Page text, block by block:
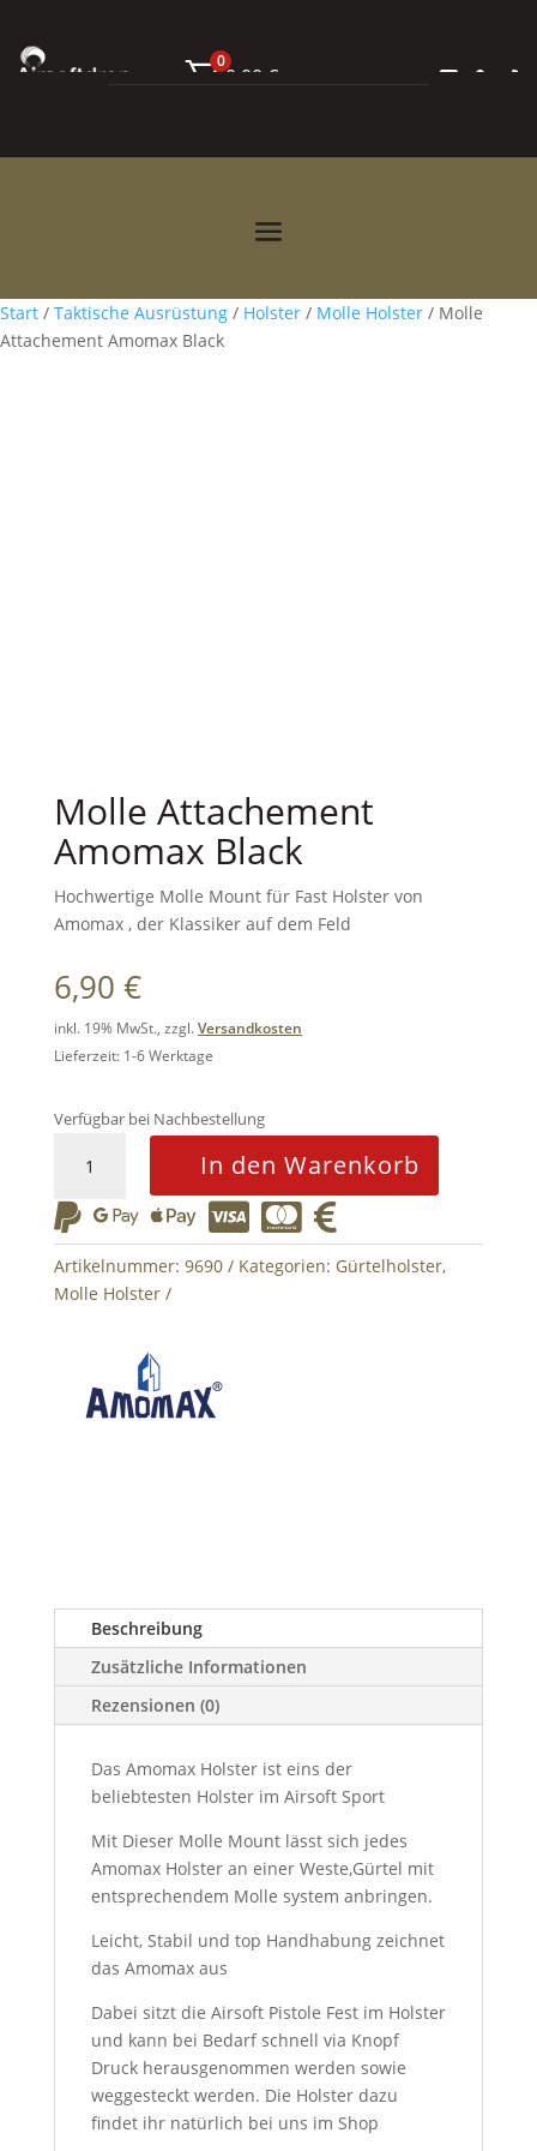
0
0,00 €   
Start / Taktische Ausrüstung / Holster / Molle Holster / Molle
Attachement Amomax Black
Molle Attachement
Amomax Black
Hochwertige Molle Mount für Fast Holster von
Amomax , der Klassiker auf dem Feld
6,90 €
inkl. 19% MwSt., zzgl.Versandkosten
Lieferzeit: 1-6 Werktage
Verfügbar bei Nachbestellung
Attachement
Amomax
Black
Menge
In den Warenkorb
     
Artikelnummer: 9690 Kategorien: Gürtelholster,
Molle Holster
Beschreibung
Zusätzliche Informationen
Rezensionen (0)
Das Amomax Holster ist eins der
beliebtesten Holster im Airsoft Sport
Mit Dieser Molle Mount lässt sich jedes
Amomax Holster an einer Weste,Gürtel mit
entsprechendem Molle system anbringen.
Leicht, Stabil und top Handhabung zeichnet
das Amomax aus
Dabei sitzt die Airsoft Pistole Fest im Holster
und kann bei Bedarf schnell via Knopf
Druck herausgenommen werden sowie
weggesteckt werden. Die Holster dazu
findet ihr natürlich bei uns im Shop